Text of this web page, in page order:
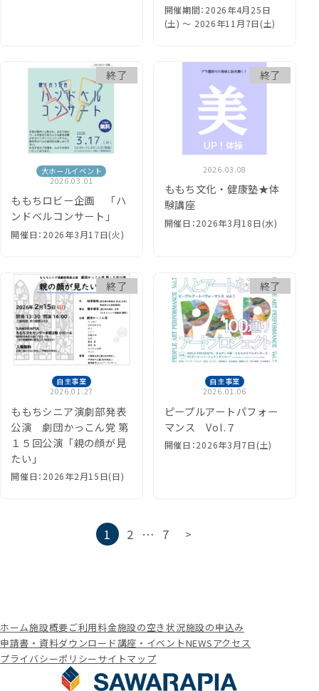
開催期間：2026年4月25日
(土) 〜 2026年11月7日(土)
大ホールイベント
2026.03.01
ももちロビー企画 「ハ
ンドベルコンサート」
開催日：2026年3月17日(火)
終了
2026.03.08
ももち文化・健康塾★体
験講座
開催日：2026年3月18日(水)
終了
自主事業
2026.01.27
ももちシニア演劇部発表
公演 劇団かっこん党 第
１５回公演「親の顔が見
たい」
開催日：2026年2月15日(日)
終了
自主事業
2026.01.06
ピープルアートパフォー
マンス Vol.７
開催日：2026年3月7日(土)
終了
ジ
送
1 2 … 7 >
ホーム施設概要ご利用料金施設の空き状況施設の申込み
申請書・資料ダウンロード講座・イベントNEWSアクセス
プライバシーポリシーサイトマップ